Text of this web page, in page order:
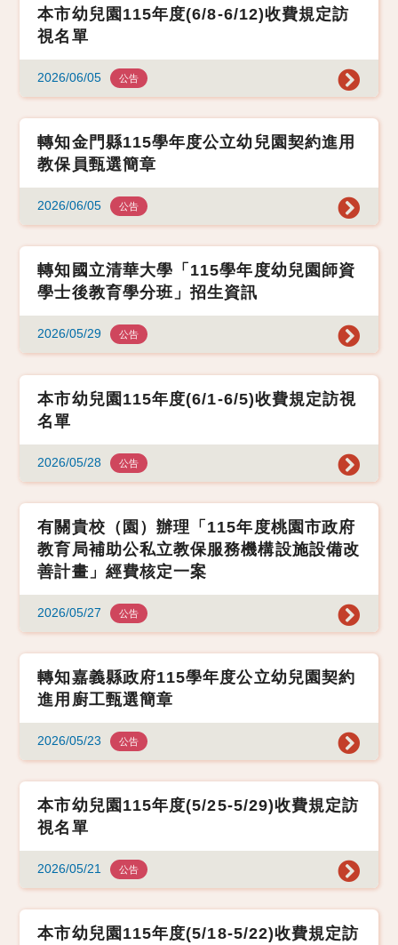
本市幼兒園115年度(6/8-6/12)收費規定訪
視名單
2026/06/05 公告
轉知金門縣115學年度公立幼兒園契約進用
教保員甄選簡章
2026/06/05 公告
轉知國立清華大學「115學年度幼兒園師資
學士後教育學分班」招生資訊
2026/05/29 公告
本市幼兒園115年度(6/1-6/5)收費規定訪視
名單
2026/05/28 公告
有關貴校（園）辦理「115年度桃園市政府
教育局補助公私立教保服務機構設施設備改
善計畫」經費核定一案
2026/05/27 公告
轉知嘉義縣政府115學年度公立幼兒園契約
進用廚工甄選簡章
2026/05/23 公告
本市幼兒園115年度(5/25-5/29)收費規定訪
視名單
2026/05/21 公告
本市幼兒園115年度(5/18-5/22)收費規定訪